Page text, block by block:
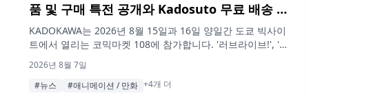
품 및 구매 특전 공개와 Kadosuto 무료 배송 캠
페인 실시
KADOKAWA는 2026년 8월 15일과 16일 양일간 도쿄 빅사이
트에서 열리는 코믹마켓 108에 참가합니다. '러브라이브!', '문
을!' 등 인기 작품의 한정 상품 및 선행 판매 상품과 구매 특전
을 선보이며, 공식 온라인 샵 Kadosuto에서는 무료 배송 캠페
2026년 8월 7일
#뉴스
#애니메이션 / 만화 +4개 더